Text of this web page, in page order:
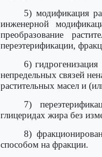
5) модификация
инженерной
преобразование
переэтерификации,
6)
непредельных связей
растительных масел и
7)
глицеридах жира без
8)
способом на фракции.